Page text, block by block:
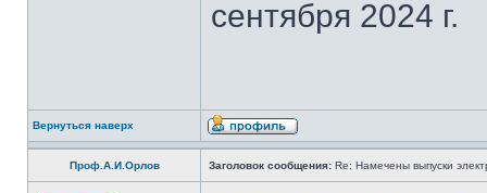
сентября 2024 г.
Вернуться наверх
Проф.А.И.Орлов Заголовок сообщения: Re: Намечены выпуски